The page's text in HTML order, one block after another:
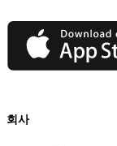
App Store
회사